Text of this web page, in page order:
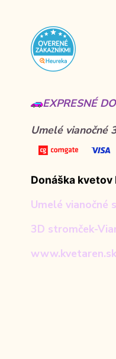
EXPRESNÉ
Umelé vianočné
Donáška kvetov
Umelé vianočné
3D stromček-
www.kvetaren.sk